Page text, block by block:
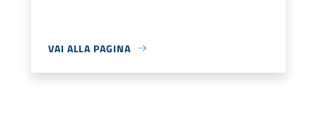
VAI ALLA PAGINA